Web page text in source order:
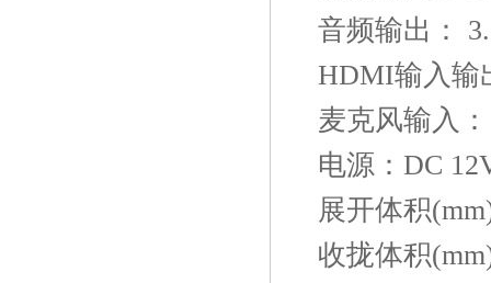
音频输出：
HDMI输入输
麦克风输入
电源：DC
展开体积
收拢体积